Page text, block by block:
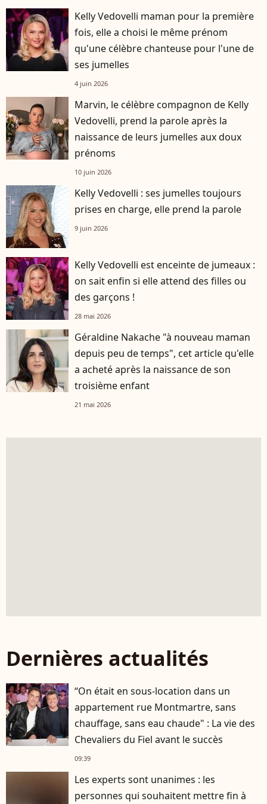
Kelly Vedovelli maman pour la première
fois, elle a choisi le même prénom
qu'une célèbre chanteuse pour l'une de
ses jumelles
4 juin 2026
Marvin, le célèbre compagnon de Kelly
Vedovelli, prend la parole après la
naissance de leurs jumelles aux doux
prénoms
10 juin 2026
Kelly Vedovelli : ses jumelles toujours
prises en charge, elle prend la parole
9 juin 2026
Kelly Vedovelli est enceinte de jumeaux :
on sait enfin si elle attend des filles ou
des garçons !
28 mai 2026
Géraldine Nakache "à nouveau maman
depuis peu de temps", cet article qu'elle
a acheté après la naissance de son
troisième enfant
21 mai 2026
Dernières actualités
“On était en sous-location dans un
appartement rue Montmartre, sans
chauffage, sans eau chaude" : La vie des
Chevaliers du Fiel avant le succès
09:39
Les experts sont unanimes : les
personnes qui souhaitent mettre fin à